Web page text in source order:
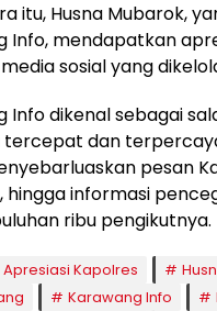
itu, Husna Mubarok,
Info, mendapatkan
sosial yang
Info dikenal sebagai
tercepat dan
pesan
hingga informasi
ribu pengikutnya.
Apresiasi Kapolres
Karawang Info